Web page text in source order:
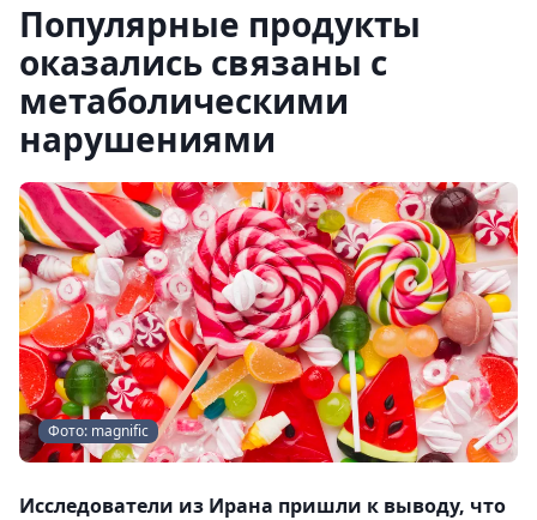
Популярные продукты
оказались связаны с
метаболическими
нарушениями
Фото: magnific
Исследователи из Ирана пришли к выводу, что